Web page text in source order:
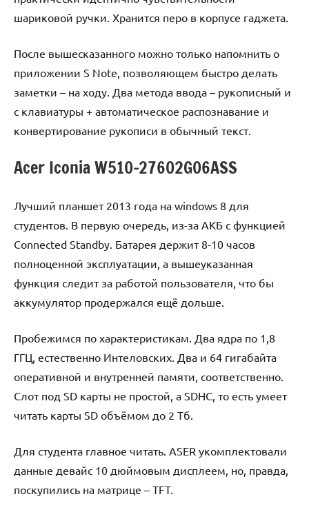
шариковой ручки. Хранится перо в корпусе гаджета.
После вышесказанного можно только напомнить о
приложении S Note, позволяющем быстро делать
заметки – на ходу. Два метода ввода – рукописный и
с клавиатуры + автоматическое распознавание и
конвертирование рукописи в обычный текст.
Acer Iconia W510-27602G06ASS
Лучший планшет 2013 года на windows 8 для
студентов. В первую очередь, из-за АКБ с функцией
Connected Standby. Батарея держит 8-10 часов
полноценной эксплуатации, а вышеуказанная
функция следит за работой пользователя, что бы
аккумулятор продержался ещё дольше.
Пробежимся по характеристикам. Два ядра по 1,8
ГГЦ, естественно Интеловских. Два и 64 гигабайта
оперативной и внутренней памяти, соответственно.
Слот под SD карты не простой, а SDHC, то есть умеет
читать карты SD объёмом до 2 Тб.
Для студента главное читать. ASER укомплектовали
данные девайс 10 дюймовым дисплеем, но, правда,
поскупились на матрице – TFT.